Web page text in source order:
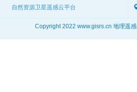
自然资源卫星遥感云平台
Copyright 2022 www.gisrs.cn 地理遥